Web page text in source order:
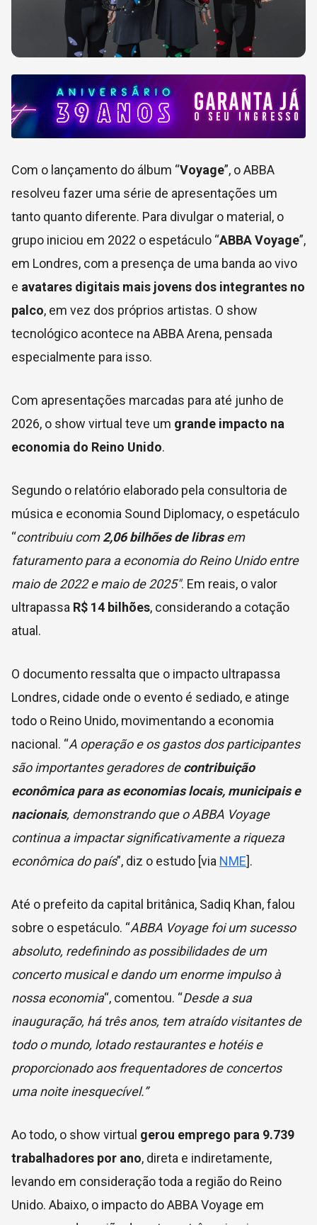
Com o lançamento do álbum “Voyage”, o ABBA
resolveu fazer uma série de apresentações um
tanto quanto diferente. Para divulgar o material, o
grupo iniciou em 2022 o espetáculo “ABBA Voyage”,
em Londres, com a presença de uma banda ao vivo
e avatares digitais mais jovens dos integrantes no
palco, em vez dos próprios artistas. O show
tecnológico acontece na ABBA Arena, pensada
especialmente para isso.
Com apresentações marcadas para até junho de
2026, o show virtual teve um grande impacto na
economia do Reino Unido.
Segundo o relatório elaborado pela consultoria de
música e economia Sound Diplomacy, o espetáculo
“contribuiu com2,06 bilhões de librasem
faturamento para a economia do Reino Unidoentre
maio de 2022 e maio de 2025″. Em reais, o valor
ultrapassa R$ 14 bilhões, considerando a cotação
atual.
O documento ressalta que o impacto ultrapassa
Londres, cidade onde o evento é sediado, e atinge
todo o Reino Unido, movimentando a economia
nacional. “A operação e os gastos dos participantes
são importantes geradores decontribuição
econômica para as economias locais, municipais e
nacionais, demonstrando que o ABBA Voyage
continua a impactar significativamente a riqueza
econômica do país”, diz o estudo [via NME].
Até o prefeito da capital britânica, Sadiq Khan, falou
sobre o espetáculo. “ABBA Voyage foi um sucesso
absoluto, redefinindo as possibilidades de um
concerto musical e dando um enorme impulso à
nossa economia“, comentou. “Desde a sua
inauguração, há três anos, tem atraído visitantes de
todo o mundo, lotado restaurantes e hotéis e
proporcionado aos frequentadores de concertos
uma noite inesquecível.”
Ao todo, o show virtual gerou emprego para 9.739
trabalhadores por ano, direta e indiretamente,
levando em consideração toda a região do Reino
Unido. Abaixo, o impacto do ABBA Voyage em